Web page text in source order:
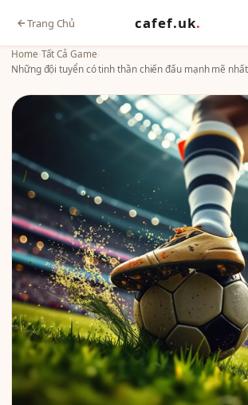
Trang Chủ cafef.uk.
Home›Tất Cả Game›
Những đội tuyển có tinh thần chiến đấu mạnh mẽ